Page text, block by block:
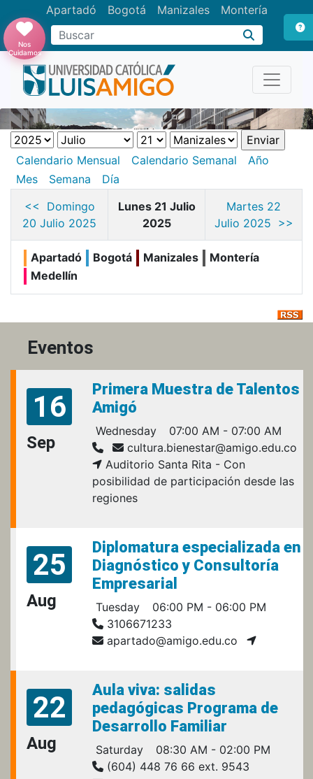
Apartadó Bogotá Manizales Montería
Buscar
Nos
Cuidamos
Calendario Mensual Calendario Semanal
Año
Mes
Semana
Día
<< Domingo
20 Julio 2025
Lunes 21 Julio
2025
Martes 22
Julio 2025 >>
Apartadó Bogotá Manizales
Montería
Medellín
Eventos
16
Sep
Primera Muestra de Talentos
Amigó
Wednesday
07:00 AM - 07:00 AM
cultura.bienestar@amigo.edu.co
Auditorio Santa Rita - Con
posibilidad de participación desde las
regiones
25
Aug
Diplomatura especializada en
Diagnóstico y Consultoría
Empresarial
Tuesday
06:00 PM - 06:00 PM
3106671233
apartado@amigo.edu.co
22
Aug
Aula viva: salidas
pedagógicas Programa de
Desarrollo Familiar
Saturday
08:30 AM - 02:00 PM
(604) 448 76 66 ext. 9543